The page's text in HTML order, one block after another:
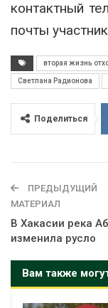
контактный
почты
вторая жизнь
Светлана Радионова
Поделиться
ПРЕДЫДУЩИЙ
МАТЕРИАЛ
В Хакасии река
изменила русло
Вам также